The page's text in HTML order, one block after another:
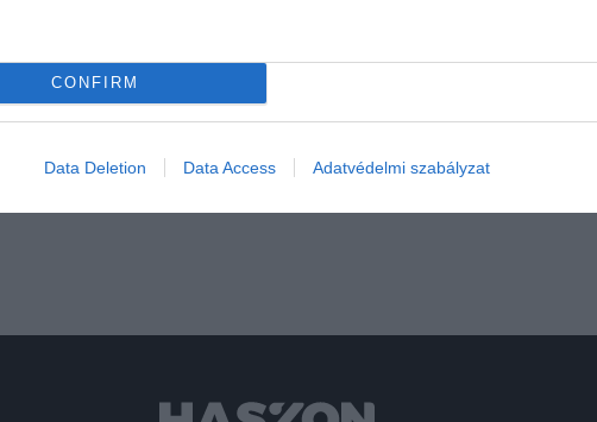
CONFIRM
Data Deletion Data Access Adatvédelmi szabályzat